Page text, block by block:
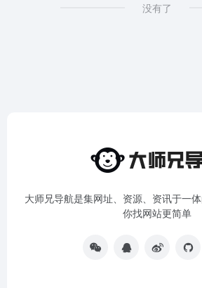
没有了
大师兄导航是集网址、资源、资讯于一
你找网站更简单